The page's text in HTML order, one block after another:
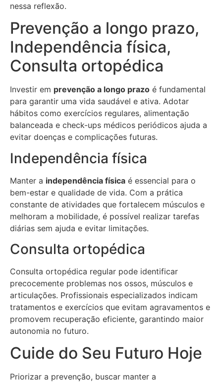
nessa reflexão.
Prevenção a longo prazo,
Independência física,
Consulta ortopédica
Investir em prevenção a longo prazo é fundamental
para garantir uma vida saudável e ativa. Adotar
hábitos como exercícios regulares, alimentação
balanceada e check-ups médicos periódicos ajuda a
evitar doenças e complicações futuras.
Independência física
Manter a independência física é essencial para o
bem-estar e qualidade de vida. Com a prática
constante de atividades que fortalecem músculos e
melhoram a mobilidade, é possível realizar tarefas
diárias sem ajuda e evitar limitações.
Consulta ortopédica
Consulta ortopédica regular pode identificar
precocemente problemas nos ossos, músculos e
articulações. Profissionais especializados indicam
tratamentos e exercícios que evitam agravamentos e
promovem recuperação eficiente, garantindo maior
autonomia no futuro.
Cuide do Seu Futuro Hoje
Priorizar a prevenção, buscar manter a